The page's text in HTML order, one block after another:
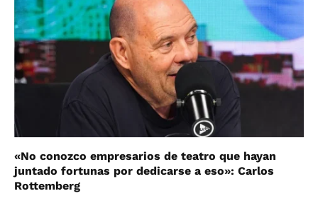
«No conozco empresarios de teatro que hayan
juntado fortunas por dedicarse a eso»: Carlos
Rottemberg